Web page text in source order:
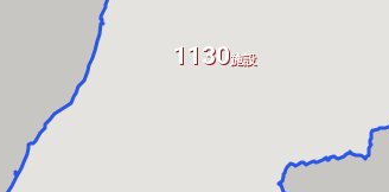
1130施設